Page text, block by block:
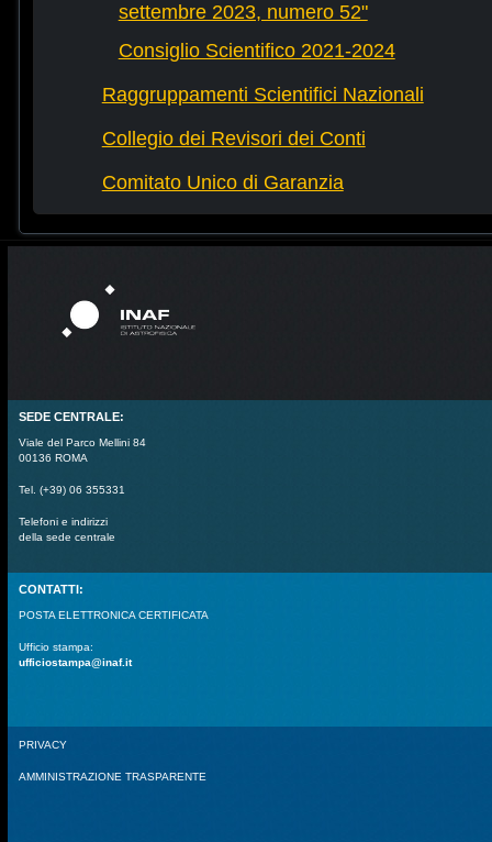
settembre 2023, numero 52"
Consiglio Scientifico 2021-2024
Raggruppamenti Scientifici Nazionali
Collegio dei Revisori dei Conti
Comitato Unico di Garanzia
SEDE CENTRALE:
Viale del Parco Mellini 84
00136 ROMA
Tel. (+39) 06 355331
Telefoni e indirizzi
della sede centrale
CONTATTI:
POSTA ELETTRONICA CERTIFICATA
Ufficio stampa:
ufficiostampa@inaf.it
PRIVACY
AMMINISTRAZIONE TRASPARENTE